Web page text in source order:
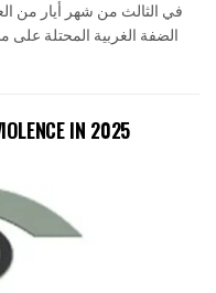
الضفة الغربية المحتلة على
IN 2025